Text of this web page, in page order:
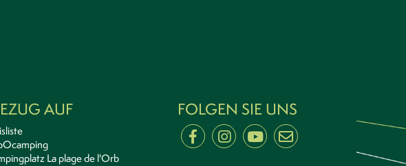
AUF
La plage de l'Orb
FOLGEN SIE UNS